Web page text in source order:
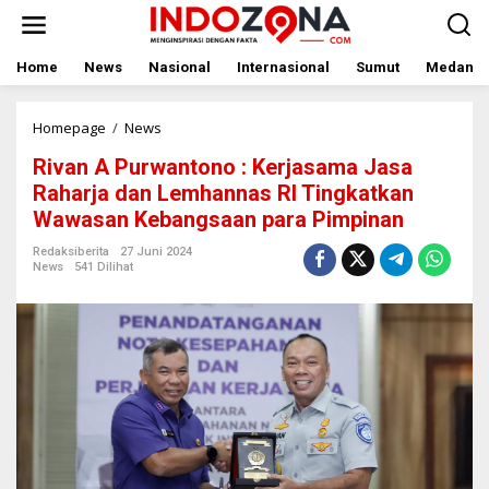
Home News Nasional Internasional Sumut Medan
Homepage / News
Purwantono
:
Kerjasama
Jasa
Raharja
RI
Tingkatkan
Wawasan
Kebangsaan
para
Pimpinan
Rivan A Purwantono : Kerjasama Jasa
Raharja dan Lemhannas RI Tingkatkan
Wawasan Kebangsaan para Pimpinan
Redaksiberita
27 Juni 2024
News
541 Dilihat